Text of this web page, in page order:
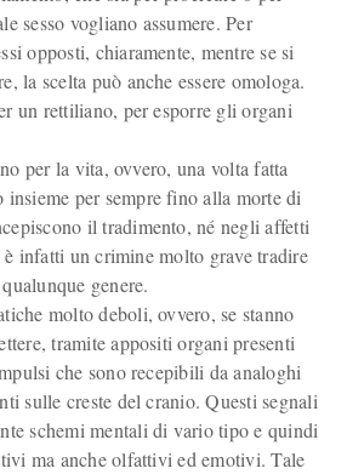
sesso vogliano assumere. Per
opposti, chiaramente, mentre se si
la scelta può anche essere omologa.
un rettiliano, per esporre gli organi
per la vita, ovvero, una volta fatta
insieme per sempre fino alla morte di
il tradimento, né negli affetti
infatti un crimine molto grave tradire
genere.
molto deboli, ovvero, se stanno
tramite appositi organi presenti
che sono recepibili da analoghi
sulle creste del cranio. Questi segnali
schemi mentali di vario tipo e quindi
ma anche olfattivi ed emotivi. Tale